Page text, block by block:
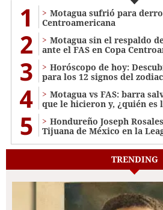
1
Motagua sufrió para
Centroamericana
2
Motagua sin el respaldo
ante el FAS en Copa
3
Horóscopo de hoy:
para los 12 signos del
4
Motagua vs FAS: barra
que le hicieron y, ¿quién es
5
Hondureño Joseph
Tijuana de México en la
TRENDING